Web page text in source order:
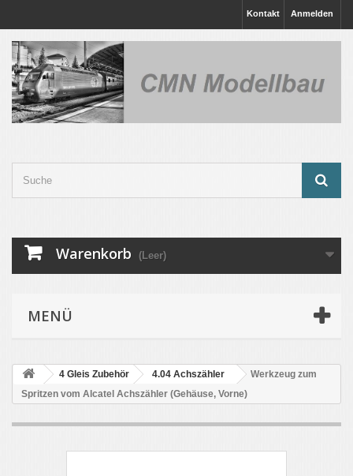
Anmelden
Kontakt
Warenkorb (Leer)
MENÜ
4 Gleis Zubehör 4.04 Achszähler
Werkzeug zum
Spritzen vom Alcatel Achszähler (Gehäuse, Vorne)